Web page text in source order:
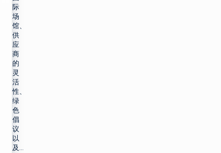
际
场
馆、
供
应
商
的
灵
活
性、
绿
色
倡
议
以
及...
电视货币化
提高自动化程度
优化线性
转向云工作流程
融合线性和 CTV 工
作流程
提高 CTV 和 FAST
的货币化水平
广告销售/OMS
交通
权利和日程安排
优化
视频广告服务器
概述
寻找合作伙伴
我们的技术合作伙伴
企业新闻
保持联系
加入我们的社区，获
取独家见解。
订阅
在 Facebook 上
Copyright©
2026 Imagine